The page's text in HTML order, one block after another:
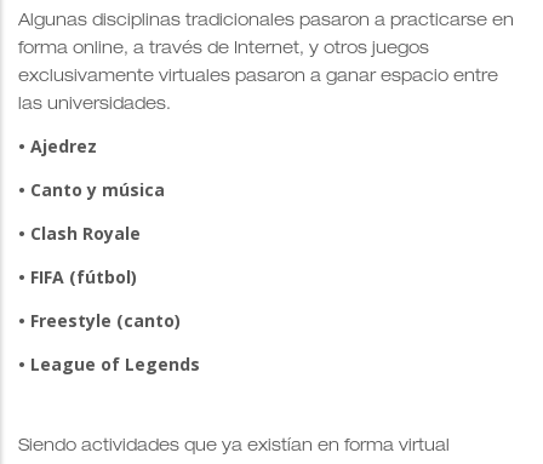
Algunas disciplinas tradicionales pasaron a practicarse en
forma online, a través de Internet, y otros juegos
exclusivamente virtuales pasaron a ganar espacio entre
las universidades.
• Ajedrez
• Canto y música
• Clash Royale
• FIFA (fútbol)
• Freestyle (canto)
• League of Legends
Siendo actividades que ya existían en forma virtual